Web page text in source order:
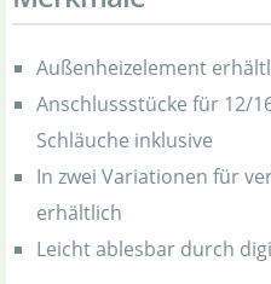
Außenheizelement
Anschlussstücke für 12/
Schläuche inklusive
In zwei Variationen für
erhältlich
Leicht ablesbar durch